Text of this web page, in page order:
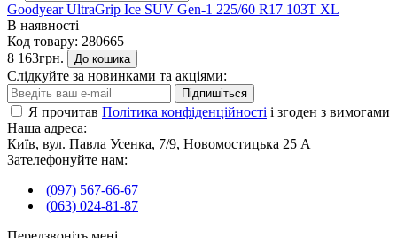
Goodyear UltraGrip Ice SUV Gen-1 225/60 R17 103T XL
В наявності
Код товару: 280665
8 163грн.
До кошика
Слідкуйте за новинками та акціями:
Підпишіться
Я прочитав Політика конфіденційності і згоден з вимогами
Наша адреса:
Київ, вул. Павла Усенка, 7/9, Новомостицька 25 А
Зателефонуйте нам:
(097) 567-66-67
(063) 024-81-87